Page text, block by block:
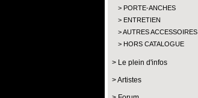
PORTE-ANCHES
ENTRETIEN
AUTRES ACCESSOIRES
HORS CATALOGUE
Le plein d'infos
Artistes